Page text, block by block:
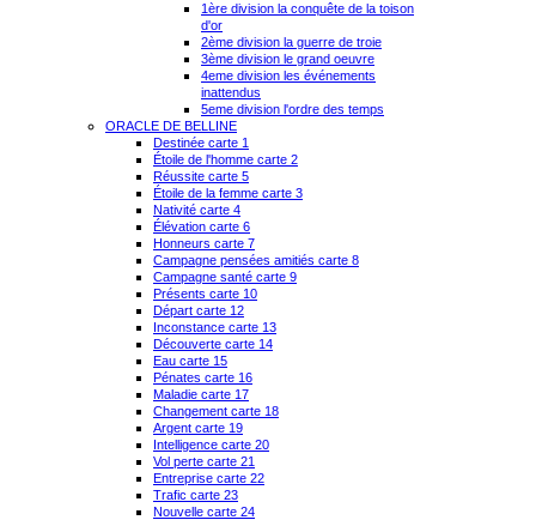
1ère division la conquête de la toison
d'or
2ème division la guerre de troie
3ème division le grand oeuvre
4eme division les événements
inattendus
5eme division l'ordre des temps
ORACLE DE BELLINE
Destinée carte 1
Étoile de l'homme carte 2
Réussite carte 5
Étoile de la femme carte 3
Nativité carte 4
Élévation carte 6
Honneurs carte 7
Campagne pensées amitiés carte 8
Campagne santé carte 9
Présents carte 10
Départ carte 12
Inconstance carte 13
Découverte carte 14
Eau carte 15
Pénates carte 16
Maladie carte 17
Changement carte 18
Argent carte 19
Intelligence carte 20
Vol perte carte 21
Entreprise carte 22
Trafic carte 23
Nouvelle carte 24